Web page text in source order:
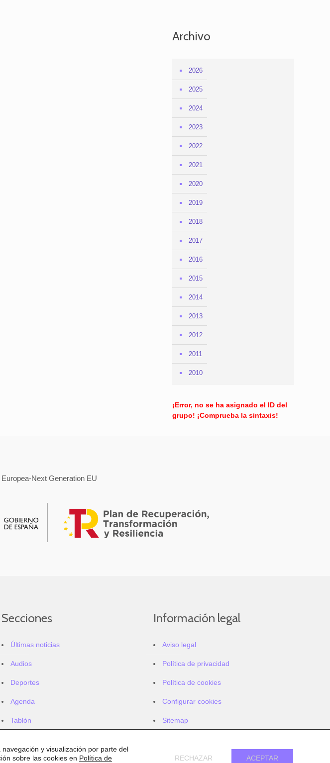
Archivo
2026
2025
2024
2023
2022
2021
2020
2019
2018
2017
2016
2015
2014
2013
2012
2011
2010
¡Error, no se ha asignado el ID del
grupo! ¡Comprueba la sintaxis!
Next Generation EU
Secciones
Últimas noticias
Audios
Deportes
Agenda
Tablón
Información legal
Aviso legal
Política de privacidad
Política de cookies
Configurar cookies
Sitemap
y visualización por parte del
sobre las cookies en Política de ACEPTAR
RECHAZAR